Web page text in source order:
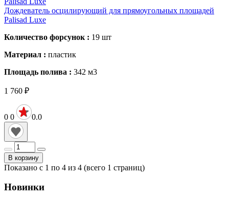
Дождеватель осцилирующий для прямоугольных площадей
Palisad Luxe
Количество форсунок : 19 шт
Материал : пластик
Площадь полива : 342 м3
1 760 ₽
0 0 0.0
В корзину
Показано с 1 по 4 из 4 (всего 1 страниц)
Новинки